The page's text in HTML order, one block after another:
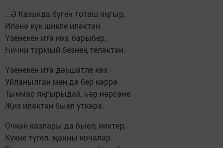
...Ә Казанда бүген тоташ яңгыр,
Иләнә күк шикле иләктән.
Үзенекен итә көз, барыбер,
Һични тормый безнең теләктән.
Үзенекен итә дәһшәтле көз –
Уйланылган мең дә бер кәррә.
Тынмас яңгырыдай, һәр нәрсәне
Җиз иләктән быел үткәрә.
Очкан казлары да быел, никтер,
Күкне түгел, җанны кочалар.